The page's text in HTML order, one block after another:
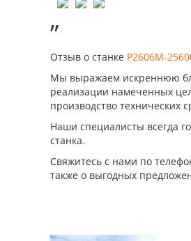
”
Отзыв о станке P2606M-
Мы выражаем искреннюю
реализации намеченных
производство технических
Наши специалисты всегда
станка.
Свяжитесь с нами по
также о выгодных